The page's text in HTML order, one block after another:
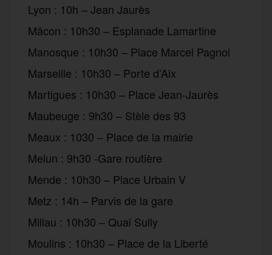
Lyon : 10h – Jean Jaurès
Mâcon : 10h30 – Esplanade Lamartine
Manosque : 10h30 – Place Marcel Pagnol
Marseille : 10h30 – Porte d’Aix
Martigues : 10h30 – Place Jean-Jaurès
Maubeuge : 9h30 – Stèle des 93
Meaux : 1030 – Place de la mairie
Melun : 9h30 -Gare routière
Mende : 10h30 – Place Urbain V
Metz : 14h – Parvis de la gare
Millau : 10h30 – Quai Sully
Moulins : 10h30 – Place de la Liberté